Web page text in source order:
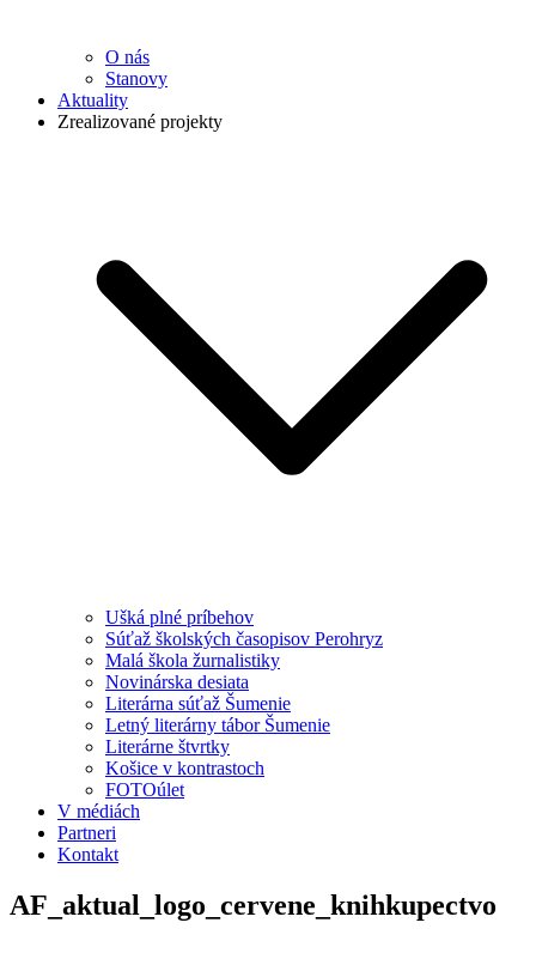
O nás
Stanovy
Aktuality
Zrealizované projekty
Ušká plné príbehov
Súťaž školských časopisov Perohryz
Malá škola žurnalistiky
Novinárska desiata
Literárna súťaž Šumenie
Letný literárny tábor Šumenie
Literárne štvrtky
Košice v kontrastoch
FOTOúlet
V médiách
Partneri
Kontakt
AF_aktual_logo_cervene_knihkupectvo